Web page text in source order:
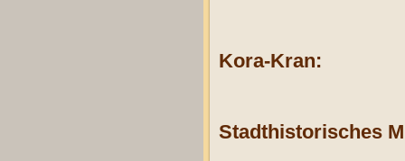
Kora-Kran:
Stadthistorisches